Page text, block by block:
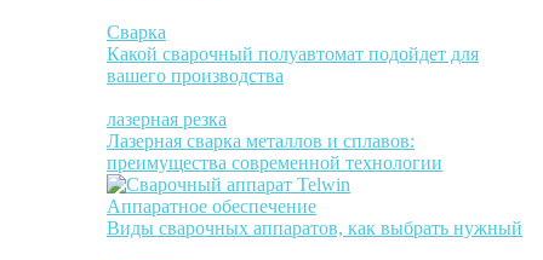
Сварка
Какой сварочный полуавтомат подойдет для
вашего производства
лазерная резка
Лазерная сварка металлов и сплавов:
преимущества современной технологии
Аппаратное обеспечение
Виды сварочных аппаратов, как выбрать нужный